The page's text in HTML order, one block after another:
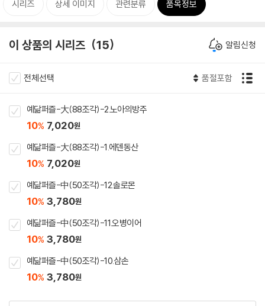
시리즈 상세 이미지 관련분류 품목정보
이 상품의 시리즈 15 알림신청
전체선택 품절포함
예닮퍼즐-大(88조각)-2.노아의방주
10% 7,020원
예닮퍼즐-大(88조각)-1.에덴동산
10% 7,020원
예닮퍼즐-中(50조각)-12.솔로몬
10% 3,780원
예닮퍼즐-中(50조각)-11.오병이어
10% 3,780원
예닮퍼즐-中(50조각)-10.삼손
10% 3,780원